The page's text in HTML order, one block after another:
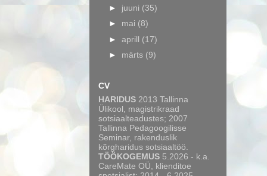
► juuni (35)
► mai (8)
► aprill (17)
► märts (9)
CV
HARIDUS 2013 Tallinna
Ülikool, magistrikraad
sotsiaalteadustes; 2007
Tallinna Pedagoogilisse
Seminar, rakenduslik
kõrgharidus sotsiaaltöö.
TÖÖKOGEMUS 5.2026 - k.a.
CareMate OÜ, klienditoe